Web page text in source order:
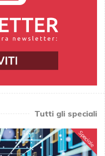
Tutti gli speciali
Speciale